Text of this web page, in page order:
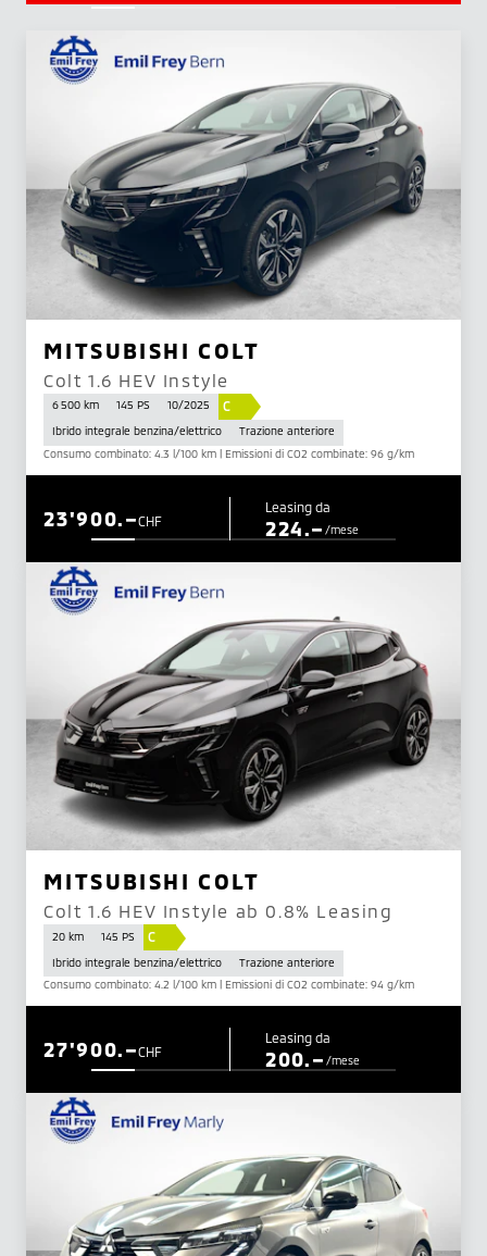
MITSUBISHI COLT
Colt 1.6 HEV Instyle
6 500 km 145 PS 10/2025 C
Ibrido integrale benzina/elettrico
Trazione anteriore
Consumo combinato: 4.3 l/100 km | Emissioni di CO2 combinate: 96 g/km
CHF
23'900.– Leasing da
224.–/mese
MITSUBISHI COLT
Colt 1.6 HEV Instyle ab 0.8% Leasing
20 km 145 PS C
Ibrido integrale benzina/elettrico
Trazione anteriore
Consumo combinato: 4.2 l/100 km | Emissioni di CO2 combinate: 94 g/km
CHF
27'900.– Leasing da
200.– /mese